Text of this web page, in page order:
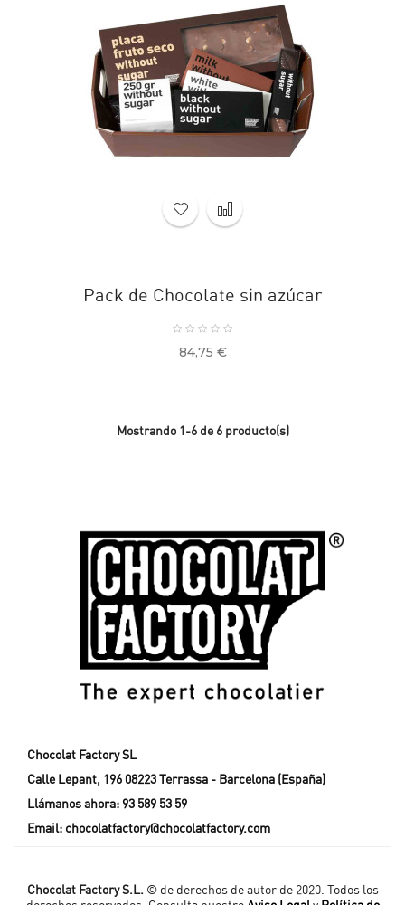
Pack de Chocolate sin azúcar
Precio
84,75 €
Mostrando 1-6 de 6 producto(s)
Chocolat Factory SL
Calle Lepant, 196 08223 Terrassa - Barcelona (España)
Llámanos ahora: 93 589 53 59
Email: chocolatfactory@chocolatfactory.com
Chocolat Factory S.L. © de derechos de autor de 2020. Todos los